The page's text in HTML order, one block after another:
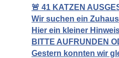
🚨 41 KATZEN
Wir suchen ein
Hier ein kleiner
BITTE AUFRUNDEN
Gestern konnten wir